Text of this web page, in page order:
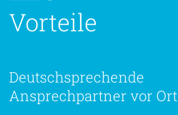
Vorteile
Deutschsprechende
Ansprechpartner vor Ort